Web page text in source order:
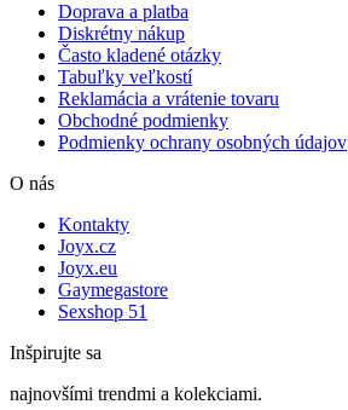
Doprava a platba
Diskrétny nákup
Často kladené otázky
Tabuľky veľkostí
Reklamácia a vrátenie tovaru
Obchodné podmienky
Podmienky ochrany osobných údajov
O nás
Kontakty
Joyx.cz
Joyx.eu
Gaymegastore
Sexshop 51
Inšpirujte sa
najnovšími trendmi a kolekciami.